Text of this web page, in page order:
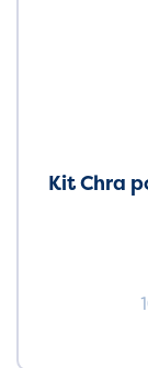
Kit Chra